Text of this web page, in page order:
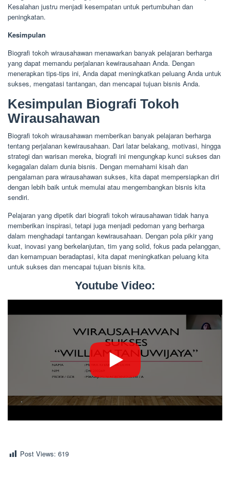
Kesalahan justru menjadi kesempatan untuk pertumbuhan dan
peningkatan.
Kesimpulan
Biografi tokoh wirausahawan menawarkan banyak pelajaran berharga
yang dapat memandu perjalanan kewirausahaan Anda. Dengan
menerapkan tips-tips ini, Anda dapat meningkatkan peluang Anda untuk
sukses, mengatasi tantangan, dan mencapai tujuan bisnis Anda.
Kesimpulan Biografi Tokoh
Wirausahawan
Biografi tokoh wirausahawan memberikan banyak pelajaran berharga
tentang perjalanan kewirausahaan. Dari latar belakang, motivasi, hingga
strategi dan warisan mereka, biografi ini mengungkap kunci sukses dan
kegagalan dalam dunia bisnis. Dengan memahami kisah dan
pengalaman para wirausahawan sukses, kita dapat mempersiapkan diri
dengan lebih baik untuk memulai atau mengembangkan bisnis kita
sendiri.
Pelajaran yang dipetik dari biografi tokoh wirausahawan tidak hanya
memberikan inspirasi, tetapi juga menjadi pedoman yang berharga
dalam menghadapi tantangan kewirausahaan. Dengan pola pikir yang
kuat, inovasi yang berkelanjutan, tim yang solid, fokus pada pelanggan,
dan kemampuan beradaptasi, kita dapat meningkatkan peluang kita
untuk sukses dan mencapai tujuan bisnis kita.
Youtube Video:
Post Views: 619